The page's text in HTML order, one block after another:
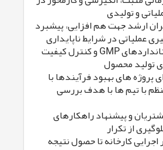
و تولیدی
ارشد جهت هم افزایی، پیشبرد
عملیاتی در شرایط ناپایداری
تضمین رعایت استانداردهای GMP و کنترل کیفیت
تولید محصول
پروژه های بهبود فرآیندها با
با تیم ها با هدف بررسی
و پیشنهاد راهکارهای
از تکرار
اجرایی کارخانه تا حصول نتیجه